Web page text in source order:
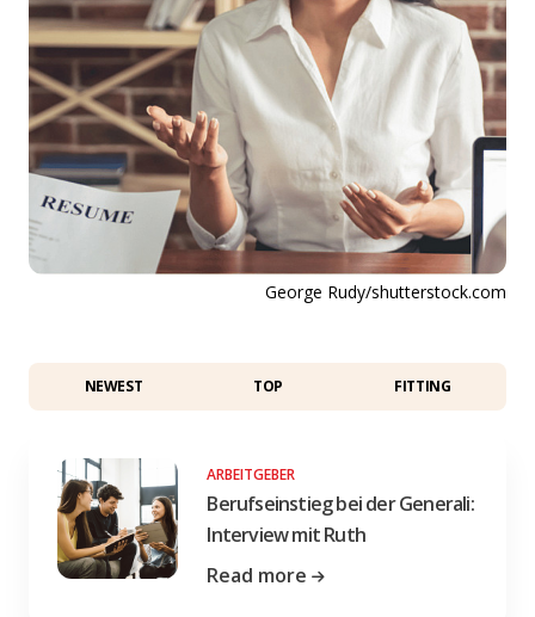
George Rudy/shutterstock.com
NEWEST TOP FITTING
ARBEITGEBER
Berufseinstieg bei der Generali:
Interview mit Ruth
Read more